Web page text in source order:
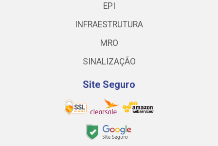
EPI
INFRAESTRUTURA
MRO
SINALIZAÇÃO
Site Seguro